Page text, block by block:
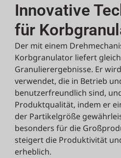
Innovative
für
Der mit einem
Korbgranulator liefert
Granulierergebnisse. Er
verwendet, die in Betrieb
benutzerfreundlich sind,
Produktqualität, indem er
der Partikelgröße
besonders für die
steigert die Produktivität
erheblich.